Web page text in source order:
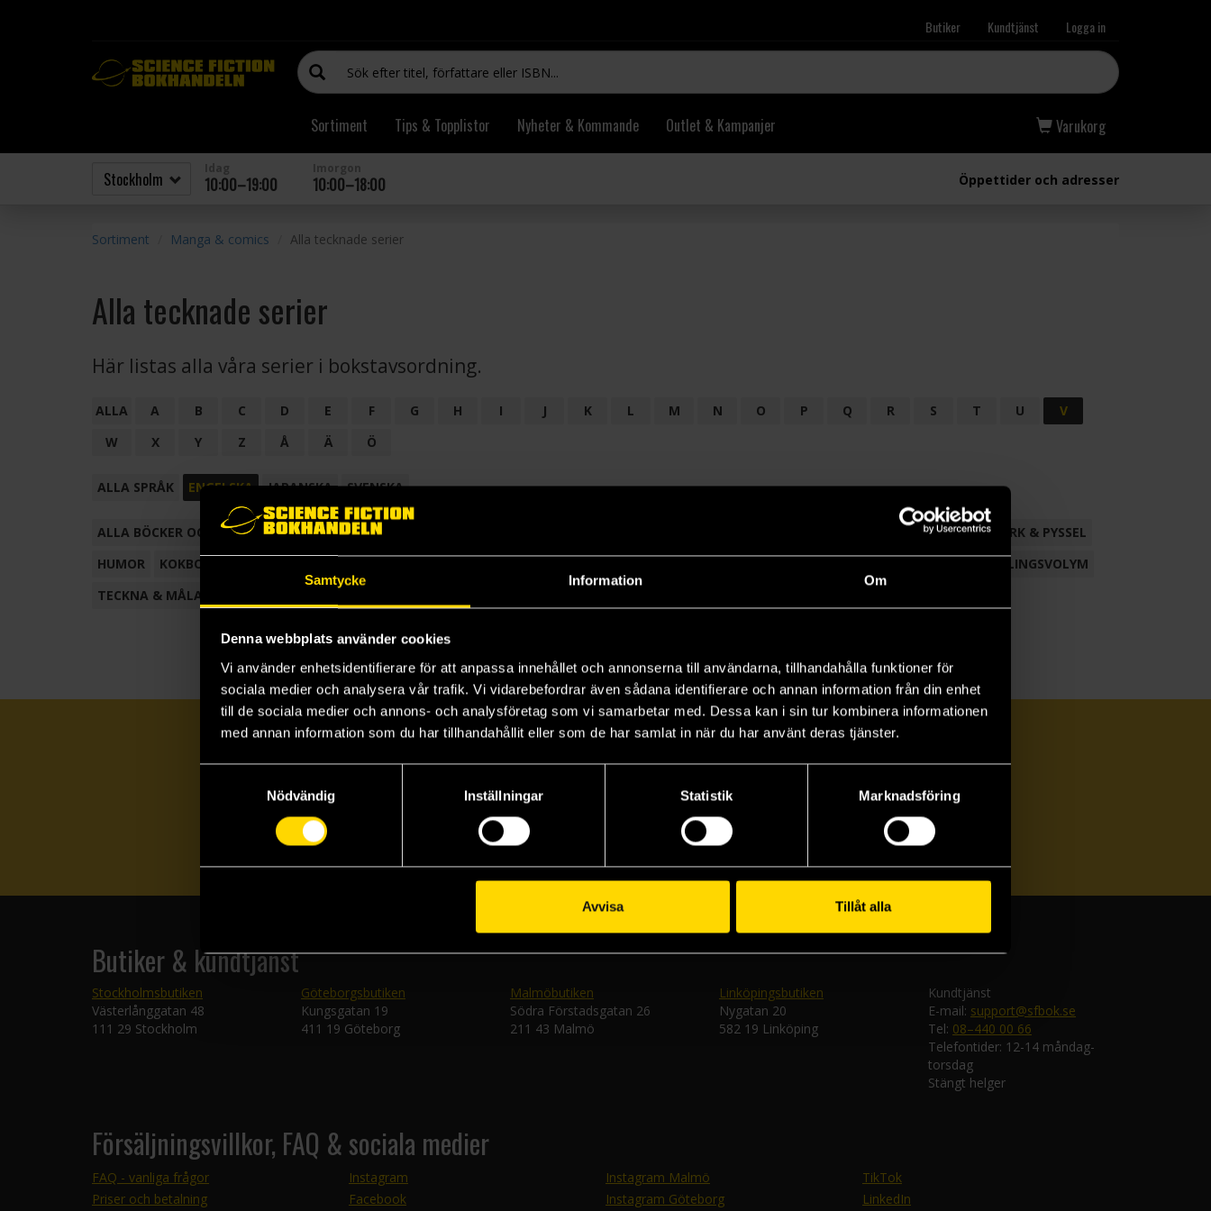
Samtycke Information Om
Denna webbplats använder cookies
Vi använder enhetsidentifierare för att anpassa innehållet och annonserna till användarna, tillhandahålla funktioner för
sociala medier och analysera vår trafik. Vi vidarebefordrar även sådana identifierare och annan information från din enhet
till de sociala medier och annons- och analysföretag som vi samarbetar med. Dessa kan i sin tur kombinera informationen
med annan information som du har tillhandahållit eller som de har samlat in när du har använt deras tjänster.
Nödvändig
Inställningar Statistik Marknadsföring
Avvisa Tillåt alla
Butiker Kundtjänst Logga in
Sortiment Tips & Topplistor Nyheter & Kommande Outlet & Kampanjer Varukorg
10:00–19:00 10:00–18:00 Öppettider och adresser
Sortiment Manga & comics Alla tecknade serier
Alla tecknade serier
Här listas alla våra serier i bokstavsordning.
ALLA A B C D E F G H I J K L M N O P Q R S T U
V
W
X Y Z Å Ä Ö
ALLA SPRÅK ENGELSKA JAPANSKA SVENSKA
ALLA BÖCKER OCH TECKNADE SERIER ANTOLOGI FACKLITTERATUR
HANTVERK & PYSSEL
HUMOR
KOKBOK
SAMLINGSVOLYM
TECKNA & MÅLA
Prenumerera på vårt nyhetsbrev
Butiker & kundtjänst
Stockholmsbutiken
Västerlånggatan 48
111 29 Stockholm
Göteborgsbutiken
Kungsgatan 19
411 19 Göteborg
Malmöbutiken
Södra Förstadsgatan 26
211 43 Malmö
Linköpingsbutiken
Nygatan 20
582 19 Linköping
Kundtjänst
E-mail: support@sfbok.se
Tel: 08–440 00 66
Telefontider: 12-14 måndag-
torsdag
Stängt helger
Försäljningsvillkor, FAQ & sociala medier
FAQ - vanliga frågor
Priser och betalning
Instagram
Facebook
Instagram Malmö
Instagram Göteborg
TikTok
LinkedIn